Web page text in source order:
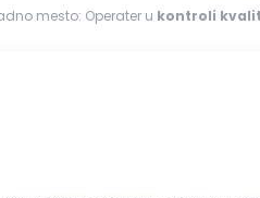
mesto: Operater u kontroli